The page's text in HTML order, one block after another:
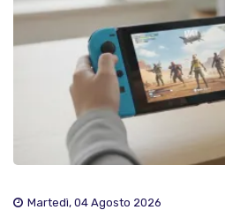
Martedì, 04 Agosto 2026